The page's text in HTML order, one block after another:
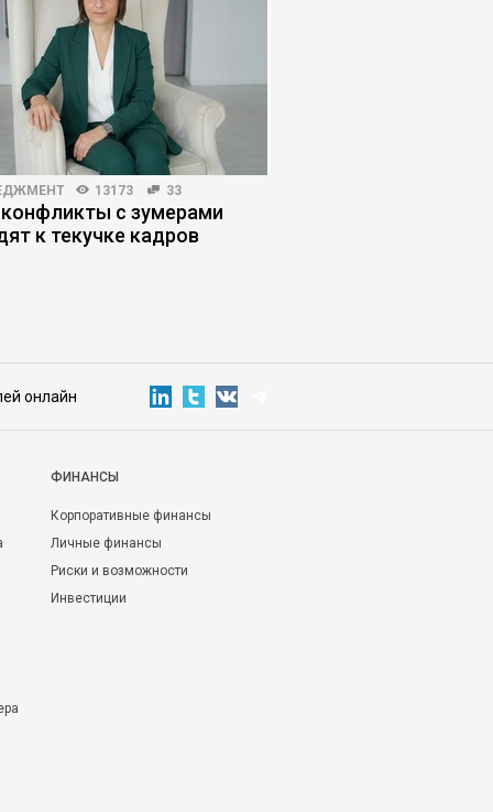
13173 33
с зумерами
к текучке кадров
онлайн
ФИНАНСЫ
Корпоративные финансы
Личные финансы
Риски и возможности
Инвестиции